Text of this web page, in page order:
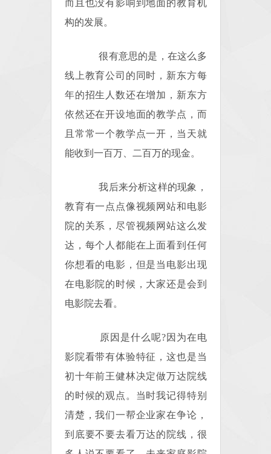
而且也没有影响到地面的教育机
构的发展。
很有意思的是，在这么多
线上教育公司的同时，新东方每
年的招生人数还在增加，新东方
依然还在开设地面的教学点，而
且常常一个教学点一开，当天就
能收到一百万、二百万的现金。
我后来分析这样的现象，
教育有一点点像视频网站和电影
院的关系，尽管视频网站这么发
达，每个人都能在上面看到任何
你想看的电影，但是当电影出现
在电影院的时候，大家还是会到
电影院去看。
原因是什么呢?因为在电
影院看带有体验特征，这也是当
初十年前王健林决定做万达院线
的时候的观点。当时我记得特别
清楚，我们一帮企业家在争论，
到底要不要去看万达的院线，很